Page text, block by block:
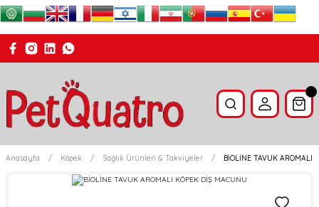
Anasayfa Köpek Sağlık Ürünleri & Takviyeler BİOLİNE TAVUK AROMALI